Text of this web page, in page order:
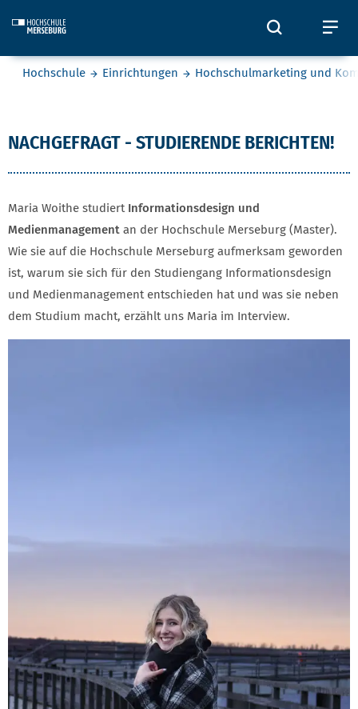
Öffnet
Sie befinden sich hier:
Hochschule Einrichtungen Hochschulmarketing und
NACHGEFRAGT - STUDIERENDE BERICHTEN!
Maria Woithe studiert Informationsdesign und
Medienmanagement an der Hochschule Merseburg (Master).
Wie sie auf die Hochschule Merseburg aufmerksam geworden
ist, warum sie sich für den Studiengang Informationsdesign
und Medienmanagement entschieden hat und was sie neben
dem Studium macht, erzählt uns Maria im Interview.